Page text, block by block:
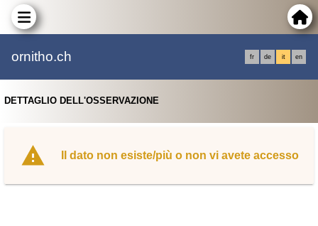
ornitho.ch fr de it en
DETTAGLIO DELL'OSSERVAZIONE
Il dato non esiste/più o non vi avete accesso